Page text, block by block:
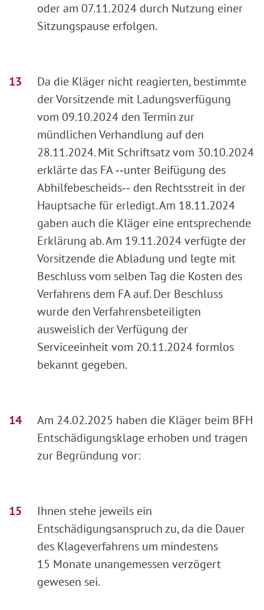
oder am 07.11.2024 durch Nutzung einer
Sitzungspause erfolgen.
Da die Kläger nicht reagierten, bestimmte
der Vorsitzende mit Ladungsverfügung
vom 09.10.2024 den Termin zur
mündlichen Verhandlung auf den
28.11.2024. Mit Schriftsatz vom 30.10.2024
erklärte das FA ‑‑unter Beifügung des
Abhilfebescheids‑‑ den Rechtsstreit in der
Hauptsache für erledigt. Am 18.11.2024
gaben auch die Kläger eine entsprechende
Erklärung ab. Am 19.11.2024 verfügte der
Vorsitzende die Abladung und legte mit
Beschluss vom selben Tag die Kosten des
Verfahrens dem FA auf. Der Beschluss
wurde den Verfahrensbeteiligten
ausweislich der Verfügung der
Serviceeinheit vom 20.11.2024 formlos
bekannt gegeben.
Am 24.02.2025 haben die Kläger beim BFH
Entschädigungsklage erhoben und tragen
zur Begründung vor:
Ihnen stehe jeweils ein
Entschädigungsanspruch zu, da die Dauer
des Klageverfahrens um mindestens
15 Monate unangemessen verzögert
gewesen sei.